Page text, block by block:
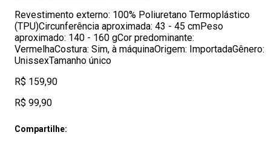
Revestimento externo: 100% Poliuretano Termoplástico
(TPU)Circunferência aproximada: 43 - 45 cmPeso
aproximado: 140 - 160 gCor predominante:
VermelhaCostura: Sim, à máquinaOrigem: ImportadaGênero:
UnissexTamanho único
R$ 159,90
R$ 99,90
Compartilhe: